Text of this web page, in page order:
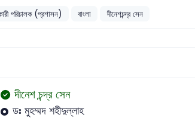
পরিচালক (প্রশাসন) বাংলা দীনেশচন্দ্র সেন
দীনেশ চন্দ্র সেন
ডঃ মুহম্মদ শহীদুল্লাহ